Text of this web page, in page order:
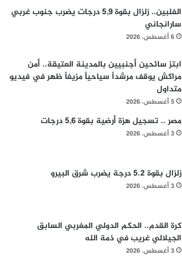
الفلبين.. زلزال بقوة 5,9 درجات يضرب جنوب غربي
سارانجاني
6 أغسطس، 2026
ابتز سائحين أجنبيين بالمدينة العتيقة.. أمن
مراكش يوقف مرشداً سياحياً مزيفاً ظهر في فيديو
متداول
5 أغسطس، 2026
مصر .. تسجيل هزة أرضية بقوة 5,6 درجات
3 أغسطس، 2026
زلزال بقوة 5.2 درجة يضرب شرق البيرو
3 أغسطس، 2026
كرة القدم.. الحكم الدولي المغربي السابق
الجيلالي غريب في ذمة الله
3 أغسطس، 2026